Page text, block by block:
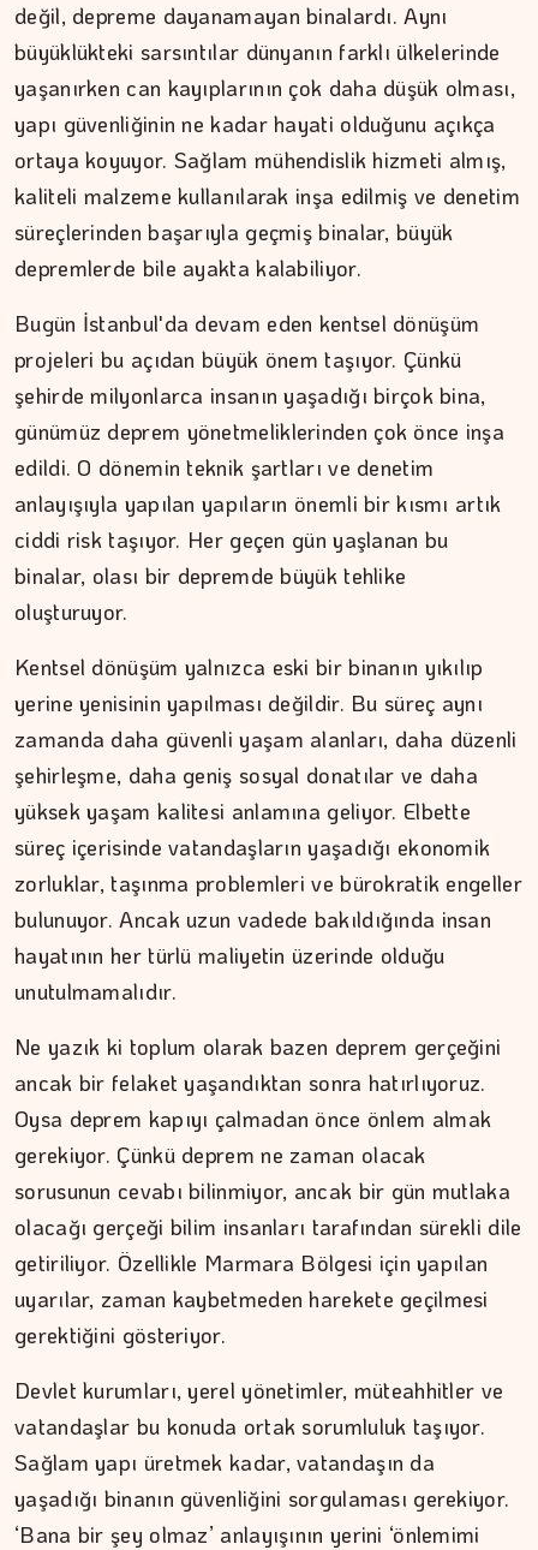
değil, depreme dayanamayan binalardı. Aynı
büyüklükteki sarsıntılar dünyanın farklı ülkelerinde
yaşanırken can kayıplarının çok daha düşük olması,
yapı güvenliğinin ne kadar hayati olduğunu açıkça
ortaya koyuyor. Sağlam mühendislik hizmeti almış,
kaliteli malzeme kullanılarak inşa edilmiş ve denetim
süreçlerinden başarıyla geçmiş binalar, büyük
depremlerde bile ayakta kalabiliyor.
Bugün İstanbul'da devam eden kentsel dönüşüm
projeleri bu açıdan büyük önem taşıyor. Çünkü
şehirde milyonlarca insanın yaşadığı birçok bina,
günümüz deprem yönetmeliklerinden çok önce inşa
edildi. O dönemin teknik şartları ve denetim
anlayışıyla yapılan yapıların önemli bir kısmı artık
ciddi risk taşıyor. Her geçen gün yaşlanan bu
binalar, olası bir depremde büyük tehlike
oluşturuyor.
Kentsel dönüşüm yalnızca eski bir binanın yıkılıp
yerine yenisinin yapılması değildir. Bu süreç aynı
zamanda daha güvenli yaşam alanları, daha düzenli
şehirleşme, daha geniş sosyal donatılar ve daha
yüksek yaşam kalitesi anlamına geliyor. Elbette
süreç içerisinde vatandaşların yaşadığı ekonomik
zorluklar, taşınma problemleri ve bürokratik engeller
bulunuyor. Ancak uzun vadede bakıldığında insan
hayatının her türlü maliyetin üzerinde olduğu
unutulmamalıdır.
Ne yazık ki toplum olarak bazen deprem gerçeğini
ancak bir felaket yaşandıktan sonra hatırlıyoruz.
Oysa deprem kapıyı çalmadan önce önlem almak
gerekiyor. Çünkü deprem ne zaman olacak
sorusunun cevabı bilinmiyor, ancak bir gün mutlaka
olacağı gerçeği bilim insanları tarafından sürekli dile
getiriliyor. Özellikle Marmara Bölgesi için yapılan
uyarılar, zaman kaybetmeden harekete geçilmesi
gerektiğini gösteriyor.
Devlet kurumları, yerel yönetimler, müteahhitler ve
vatandaşlar bu konuda ortak sorumluluk taşıyor.
Sağlam yapı üretmek kadar, vatandaşın da
yaşadığı binanın güvenliğini sorgulaması gerekiyor.
‘Bana bir şey olmaz’ anlayışının yerini ‘önlemimi
ŞAFAK GÜVEN
Ahlat'tan Nemrut Krateri'ne
İPEK KOCAMAN
Kitap kafenin rafları arasında…